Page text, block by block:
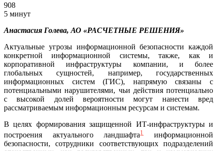
908
5 минут
Анастасия Голева, АО «РАСЧЕТНЫЕ РЕШЕНИЯ»
Актуальные угрозы информационной безопасности каждой
конкретной информационной системы, также, как и
корпоративной инфраструктуры компании, и более
глобальных сущностей, например, государственных
информационных систем (ГИС), напрямую связаны с
потенциальными нарушителями, чьи действия потенциально
с высокой долей вероятности могут нанести вред
рассматриваемым информационным ресурсам и системам.
В целях формирования защищенной ИТ-инфраструктуры и
построения актуального ландшафта1 информационной
безопасности, сотрудники соответствующих подразделений